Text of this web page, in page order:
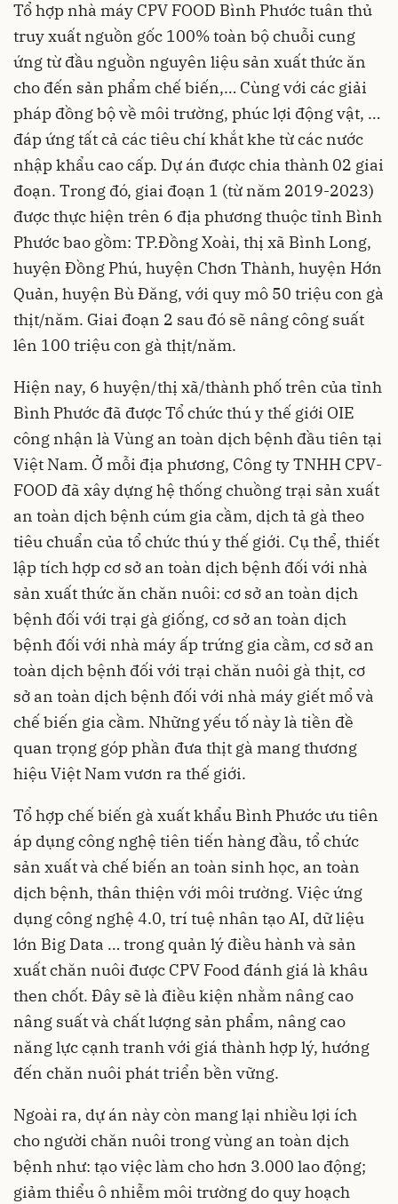
Tổ hợp nhà máy CPV FOOD Bình Phước tuân thủ
truy xuất nguồn gốc 100% toàn bộ chuỗi cung
ứng từ đầu nguồn nguyên liệu sản xuất thức ăn
cho đến sản phẩm chế biến,… Cùng với các giải
pháp đồng bộ về môi trường, phúc lợi động vật, …
đáp ứng tất cả các tiêu chí khắt khe từ các nước
nhập khẩu cao cấp. Dự án được chia thành 02 giai
đoạn. Trong đó, giai đoạn 1 (từ năm 2019-2023)
được thực hiện trên 6 địa phương thuộc tỉnh Bình
Phước bao gồm: TP.Đồng Xoài, thị xã Bình Long,
huyện Đồng Phú, huyện Chơn Thành, huyện Hớn
Quản, huyện Bù Đăng, với quy mô 50 triệu con gà
thịt/năm. Giai đoạn 2 sau đó sẽ nâng công suất
lên 100 triệu con gà thịt/năm.
Hiện nay, 6 huyện/thị xã/thành phố trên của tỉnh
Bình Phước đã được Tổ chức thú y thế giới OIE
công nhận là Vùng an toàn dịch bệnh đầu tiên tại
Việt Nam. Ở mỗi địa phương, Công ty TNHH CPV-
FOOD đã xây dựng hệ thống chuồng trại sản xuất
an toàn dịch bệnh cúm gia cầm, dịch tả gà theo
tiêu chuẩn của tổ chức thú y thế giới. Cụ thể, thiết
lập tích hợp cơ sở an toàn dịch bệnh đối với nhà
sản xuất thức ăn chăn nuôi: cơ sở an toàn dịch
bệnh đối với trại gà giống, cơ sở an toàn dịch
bệnh đối với nhà máy ấp trứng gia cầm, cơ sở an
toàn dịch bệnh đối với trại chăn nuôi gà thịt, cơ
sở an toàn dịch bệnh đối với nhà máy giết mổ và
chế biến gia cầm. Những yếu tố này là tiền đề
quan trọng góp phần đưa thịt gà mang thương
hiệu Việt Nam vươn ra thế giới.
Tổ hợp chế biến gà xuất khẩu Bình Phước ưu tiên
áp dụng công nghệ tiên tiến hàng đầu, tổ chức
sản xuất và chế biến an toàn sinh học, an toàn
dịch bệnh, thân thiện với môi trường. Việc ứng
dụng công nghệ 4.0, trí tuệ nhân tạo AI, dữ liệu
lớn Big Data … trong quản lý điều hành và sản
xuất chăn nuôi được CPV Food đánh giá là khâu
then chốt. Đây sẽ là điều kiện nhằm nâng cao
nâng suất và chất lượng sản phẩm, nâng cao
năng lực cạnh tranh với giá thành hợp lý, hướng
đến chăn nuôi phát triển bền vững.
Ngoài ra, dự án này còn mang lại nhiều lợi ích
cho người chăn nuôi trong vùng an toàn dịch
bệnh như: tạo việc làm cho hơn 3.000 lao động;
giảm thiểu ô nhiễm môi trường do quy hoạch